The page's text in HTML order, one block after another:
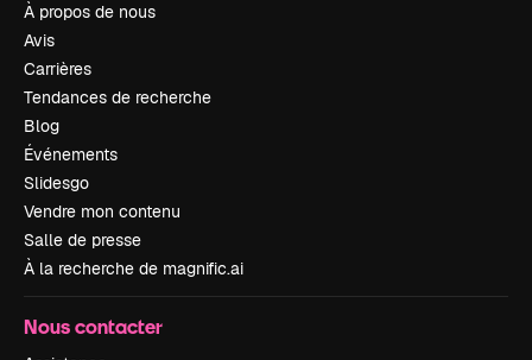
À propos de nous
Avis
Carrières
Tendances de recherche
Blog
Événements
Slidesgo
Vendre mon contenu
Salle de presse
À la recherche de magnific.ai
Nous contacter